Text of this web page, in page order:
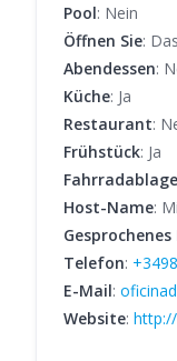
Pool: Nein
Öffnen Sie:
Abendessen:
Küche: Ja
Restaurant:
Frühstück: Ja
Fahrradablage
Host-Name:
Gesprochenes
Telefon:
E-Mail:
Website: